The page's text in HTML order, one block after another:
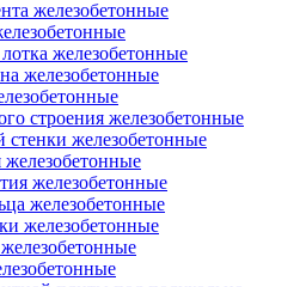
железобетонные
железобетонные
железобетонные
строения железобетонные
железобетонные
железобетонные
железобетонные
железобетонные
железобетонные